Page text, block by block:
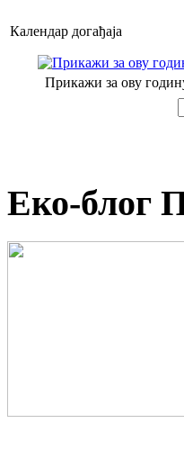
Календар догађаја
Прикажи за ову
Еко-блог